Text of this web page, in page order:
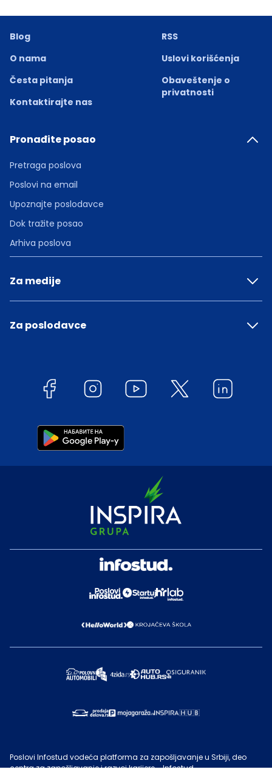
Blog
O nama
Česta pitanja
Kontaktirajte nas
RSS
Uslovi korišćenja
Obaveštenje o
privatnosti
Pronađite posao
Pretraga poslova
Poslovi na email
Upoznajte poslodavce
Dok tražite posao
Arhiva poslova
Za medije
Za poslodavce
Poslovi Infostud vodeća platforma za zapošljavanje u Srbiji, deo
centra za zapošljavanje i razvoj karijere - Infostud.